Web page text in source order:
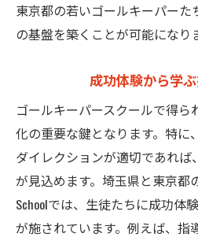
東京都の若いゴールキーパーた
の基盤を築くことが可能になり
成功体験から学
ゴールキーパースクールで得ら
化の重要な鍵となります。特に
ダイレクションが適切であれ
が見込めます。埼玉県と東京都の
Schoolでは、生徒たちに成功体
が施されています。例えば、指